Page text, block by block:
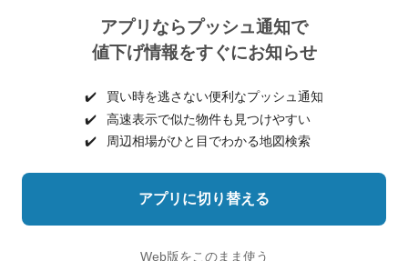
アプリならプッシュ通知で
値下げ情報をすぐにお知らせ
✔️
買い時を逃さない便利なプッシュ通知
✔️
高速表示で似た物件も見つけやすい
✔️
周辺相場がひと目でわかる地図検索
アプリに切り替える
Web版をこのまま使う
個人情報保護ポリシー 利用規約
ヘルプ・お問い合わせ 採用情報
©NIFTY Lifestyle Co., Ltd.